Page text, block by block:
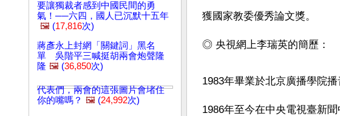
要讓獨裁者感到中國民間的勇
氣！──六四，國人已沉默十五年
🖼️ (17,816次)
蔣彥永上封網「關鍵詞」黑名
單 吳階平三喊挺胡兩會炮聲隆
隆 🖼️ (36,850次)
代表們，兩會的這張圖片會堵住
你的嘴嗎？ 🖼️ (24,992次)
獲國家教委優秀論文獎。
◎ 央視網上李瑞英的簡歷：
1983年畢業於北京廣播學院播
1986年至今在中央電視臺新